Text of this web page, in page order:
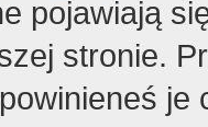
pojawiają
stronie.
je